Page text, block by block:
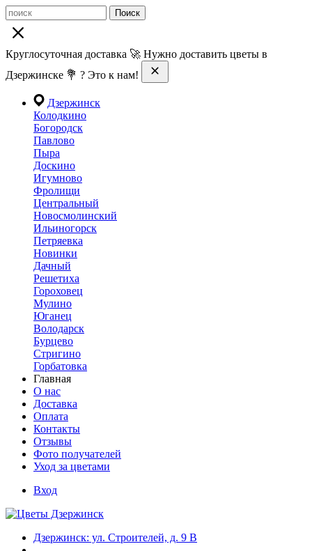
Поиск
Круглосуточная доставка 🚀 Нужно доставить цветы в
Дзержинске 💐 ? Это к нам!
Дзержинск
Колодкино
Богородск
Павлово
Пыра
Доскино
Игумново
Фролищи
Центральный
Новосмолинский
Ильиногорск
Петряевка
Новинки
Дачный
Решетиха
Гороховец
Мулино
Юганец
Володарск
Бурцево
Стригино
Горбатовка
Главная
О нас
Доставка
Оплата
Контакты
Отзывы
Фото получателей
Уход за цветами
Вход
Дзержинск: ул. Строителей, д. 9 В